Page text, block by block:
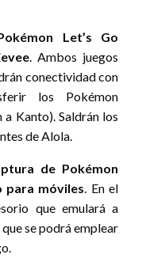
Let’s Go
. Ambos juegos
conectividad con
los Pokémon
Kanto). Saldrán los
de Alola.
de Pokémon
para móviles . En el
que emulará a
se podrá emplear